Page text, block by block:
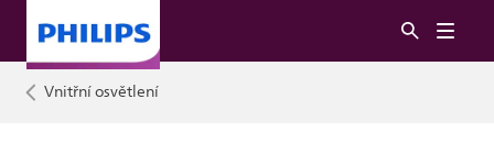
Vnitřní osvětlení